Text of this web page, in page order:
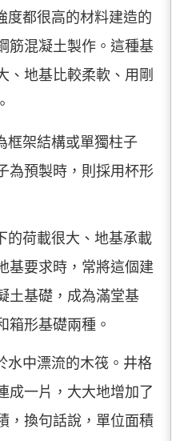
度都很高的材料建造的
筋混凝土製作。這種基
、地基比較柔軟、用剛
框架結構或單獨柱子
為預製時，則採用杯形
的荷載很大、地基承載
基要求時，常將這個建
土基礎，成為滿堂基
箱形基礎兩種。
水中漂流的木筏。井格
成一片，大大地增加了
，換句話說，單位面積